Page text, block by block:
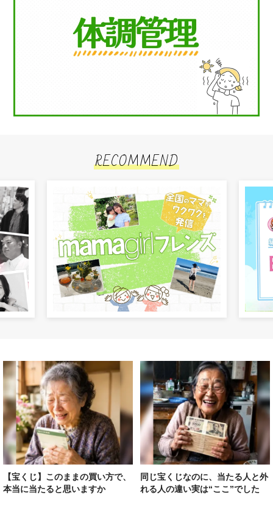
RECOMMEND
【宝くじ】このままの買い方で、
本当に当たると思いますか
同じ宝くじなのに、当たる人と外
れる人の違い実は“ここ”でした